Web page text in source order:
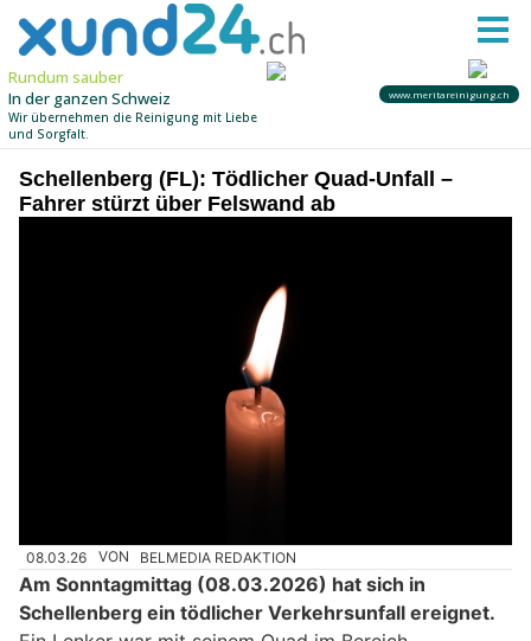
Schellenberg (FL): Tödlicher Quad-Unfall –
Fahrer stürzt über Felswand ab
08.03.26 VON BELMEDIA REDAKTION
Am Sonntagmittag (08.03.2026) hat sich in
Schellenberg ein tödlicher Verkehrsunfall ereignet.